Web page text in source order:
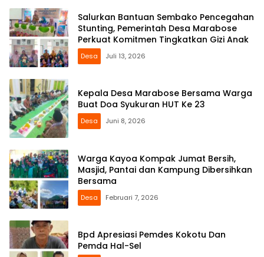
Salurkan Bantuan Sembako Pencegahan
Stunting, Pemerintah Desa Marabose
Perkuat Komitmen Tingkatkan Gizi Anak
Desa Juli 13, 2026
Kepala Desa Marabose Bersama Warga
Buat Doa Syukuran HUT Ke 23
Desa Juni 8, 2026
Warga Kayoa Kompak Jumat Bersih,
Masjid, Pantai dan Kampung Dibersihkan
Bersama
Desa Februari 7, 2026
Bpd Apresiasi Pemdes Kokotu Dan
Pemda Hal-Sel